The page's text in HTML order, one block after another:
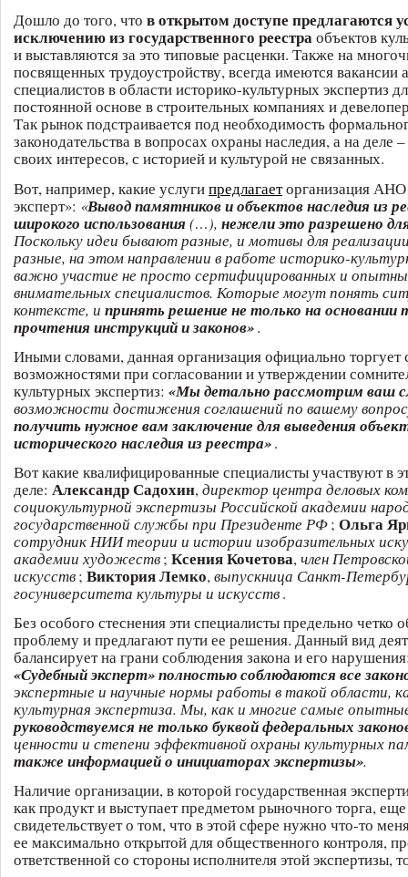
Дошло до того, что в открытом доступе предлагаются
исключению из государственного реестраобъектов
и выставляются за это типовые расценки. Также на
посвященных трудоустройству, всегда имеются вакансии
специалистов в области историко-культурных экспертиз
постоянной основе в строительных компаниях и
Так рынок подстраивается под необходимость
законодательства в вопросах охраны наследия, а на деле
своих интересов, с историей и культурой не связанных.
Вот, например, какие услугипредлагаеторганизация
эксперт»: «Вывод памятников и объектов наследия из
широкого использования (…), нежели это разрешено
Поскольку идеи бывают разные, и мотивы для
разные, на этом направлении в работе историко-
важно участие не просто сертифицированных и
внимательных специалистов. Которые могут понять
контексте, и принять решение не только на основании
прочтения инструкций и законов».
Иными словами, данная организация официально торгует
возможностями при согласовании и утверждении
культурных экспертиз: «Мы детально рассмотрим ваш
возможности достижения соглашений по вашему
получить нужное вам заключение для выведения
исторического наследия из реестра».
Вот какие квалифицированные специалисты участвуют в
деле: Александр Садохин,директор центра деловых
социокультурной экспертизы Российской академии
государственной службы при Президенте РФ; Ольга
сотрудник НИИ теории и истории изобразительных
академии художеств; Ксения Кочетова,член
искусств; Виктория Лемко,выпускница Санкт-
госуниверситета культуры и искусств.
Без особого стеснения эти специалисты предельно четко
проблему и предлагают пути ее решения. Данный вид
балансирует на грани соблюдения закона и его
«Судебный эксперт» полностью соблюдаются все
экспертные и научные нормы работы в такой области,
культурная экспертиза. Мы, как и многие самые
руководствуемся не только буквой федеральных
ценности и степени эффективной охраны культурных
также информацией о инициаторах экспертизы».
Наличие организации, в которой государственная
как продукт и выступает предметом рыночного торга,
свидетельствует о том, что в этой сфере нужно что-то
ее максимально открытой для общественного контроля,
ответственной со стороны исполнителя этой экспертизы,